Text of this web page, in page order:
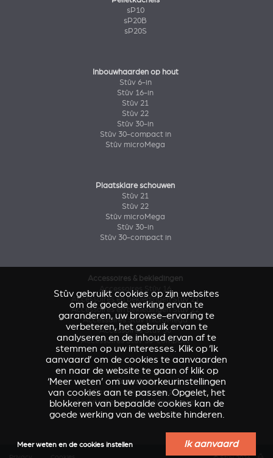
sP10
sP20B
sP20S
Inbouwhaarden op hout
Stûv 6-in
Stûv 16-in
Stûv 21
Stûv 22
Stûv 30-in
Stûv 30-compact in
Stûv microMega
Plaatsklare schouwen
Stûv 21
Stûv 22
Stûv microMega
Stûv 30-in
Stûv 30-compact in
Accessoires & bekledingen
Accessoires Stûv 16
Accessoires en bekledingen Stûv 21
Accessoires en bekledingen Stûv 22
Accessoires Stûv microMega
Accessoires Stûv 30
Accessoires Stûv 30-compact
Case study
Caresse d'Avenir(Stûv 22)
Architectenwoning in Nîmes(sP10)
Stûv gebruikt cookies op zijn websites
om de goede werking ervan te
garanderen, uw browse-ervaring te
verbeteren, het gebruik ervan te
analyseren en de inhoud ervan af te
stemmen op uw interesses. Klik op ‘Ik
aanvaard’ om de cookies te aanvaarden
en naar de website te gaan of klik op
‘Meer weten’ om uw voorkeurinstellingen
van cookies aan te passen. Opgelet, het
blokkeren van bepaalde cookies kan de
goede werking van de website hinderen.
Meer weten en de cookies instellen Ik aanvaard